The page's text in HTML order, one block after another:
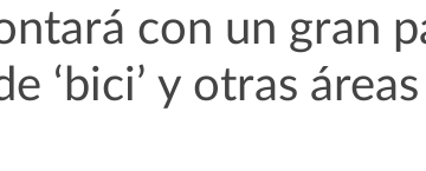
con un gran
‘bici’ y otras